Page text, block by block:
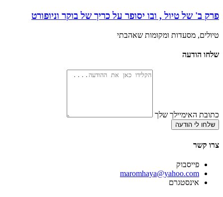
פרק ב' של טיול , ובו יסופר על כריך של בוקר וניופורט
טיולים, מסעדות ומקומות שאהבתי
שלחו הודעה
כתובת האימיילך שלך
שלחו לי הודעה
צרו קשר
פייסבוק
‫maromhaya@yahoo.com
אינסטגרם